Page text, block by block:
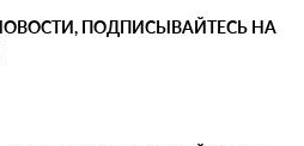
ПОДПИСЫВАЙТЕСЬ НА